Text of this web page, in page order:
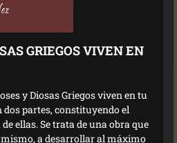
GRIEGOS VIVEN EN
y Diosas Griegos viven en tu
partes, constituyendo el
ellas. Se trata de una obra que
a desarrollar al máximo